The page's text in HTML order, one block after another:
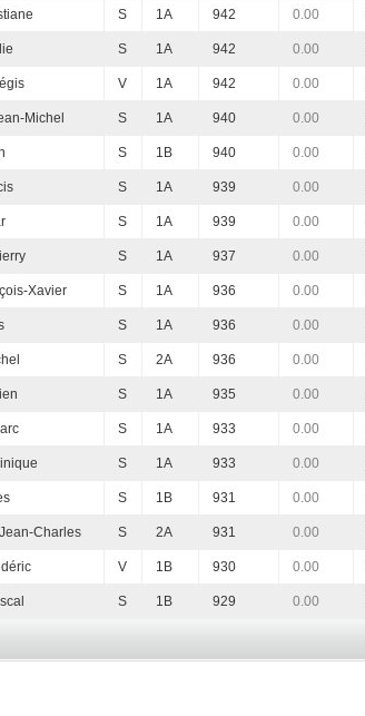
S 1A 942 0.00
S 1A 942 0.00
V 1A 942 0.00
Michel S 1A 940 0.00
S 1B 940 0.00
S 1A 939 0.00
S 1A 939 0.00
S 1A 937 0.00
Xavier S 1A 936 0.00
S 1A 936 0.00
S 2A 936 0.00
S 1A 935 0.00
S 1A 933 0.00
S 1A 933 0.00
S 1B 931 0.00
Charles S 2A 931 0.00
V 1B 930 0.00
S 1B 929 0.00